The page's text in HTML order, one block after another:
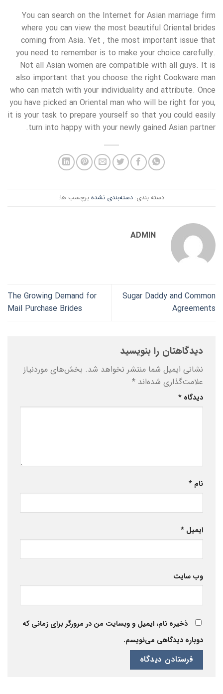
You can search on the Internet for Asian marriage firm
where you can view the most beautiful Oriental brides
coming from Asia. Yet , the most important issue that
you need to remember is to make your choice carefully.
Not all Asian women are compatible with all guys. It is
also important that you choose the right Cookware man
who can match with your individuality and attribute. Once
you have picked an Oriental man who will be right for you,
it is your task to prepare yourself so that you could easily
turn into happy with your newly gained Asian partner.
دسته بندی: دسته‌بندی نشده برچسب ها:
ADMIN
Sugar Daddy and Common
Agreements
The Growing Demand for
Mail Purchase Brides
دیدگاهتان را بنویسید
نشانی ایمیل شما منتشر نخواهد شد. بخش‌های موردنیاز
علامت‌گذاری شده‌اند *
دیدگاه *
نام *
ایمیل *
وب‌ سایت
ذخیره نام، ایمیل و وبسایت من در مرورگر برای زمانی که
دوباره دیدگاهی می‌نویسم.